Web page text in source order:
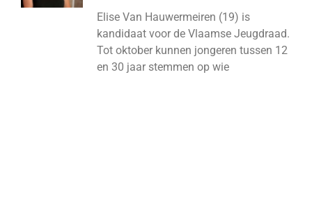
Elise Van Hauwermeiren (19) is
kandidaat voor de Vlaamse Jeugdraad.
Tot oktober kunnen jongeren tussen 12
en 30 jaar stemmen op wie